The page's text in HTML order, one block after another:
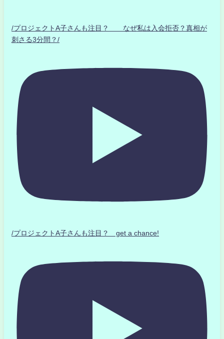
/プロジェクトA子さんも注目？ なぜ私は入会拒否？真相が
刺さる3分間？/
/プロジェクトA子さんも注目？ get a chance!